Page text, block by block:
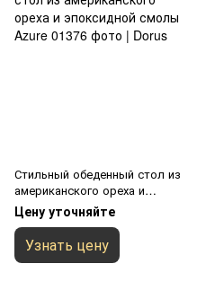
Стильный обеденный стол из
американского ореха и
эпоксидной смолы Azure
Цену уточняйте
Узнать цену